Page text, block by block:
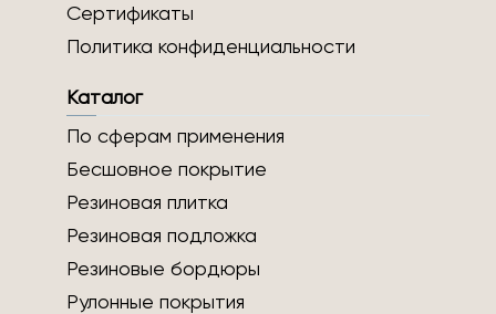
Сертификаты
Политика конфиденциальности
Каталог
По сферам применения
Бесшовное покрытие
Резиновая плитка
Резиновая подложка
Резиновые бордюры
Рулонные покрытия